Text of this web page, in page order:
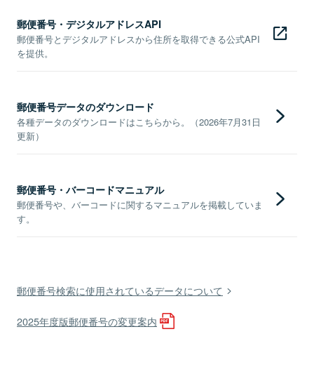
郵便番号・デジタルアドレスAPI
郵便番号とデジタルアドレスから住所を取得できる公式API
を提供。
郵便番号データのダウンロード
各種データのダウンロードはこちらから。（2026年7月31日
更新）
郵便番号・バーコードマニュアル
郵便番号や、バーコードに関するマニュアルを掲載していま
す。
郵便番号検索に使用されているデータについて
2025年度版郵便番号の変更案内